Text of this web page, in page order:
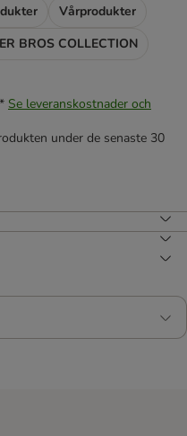
Vårprodukter
BROS COLLECTION
Se leveranskostnader och
under de senaste 30